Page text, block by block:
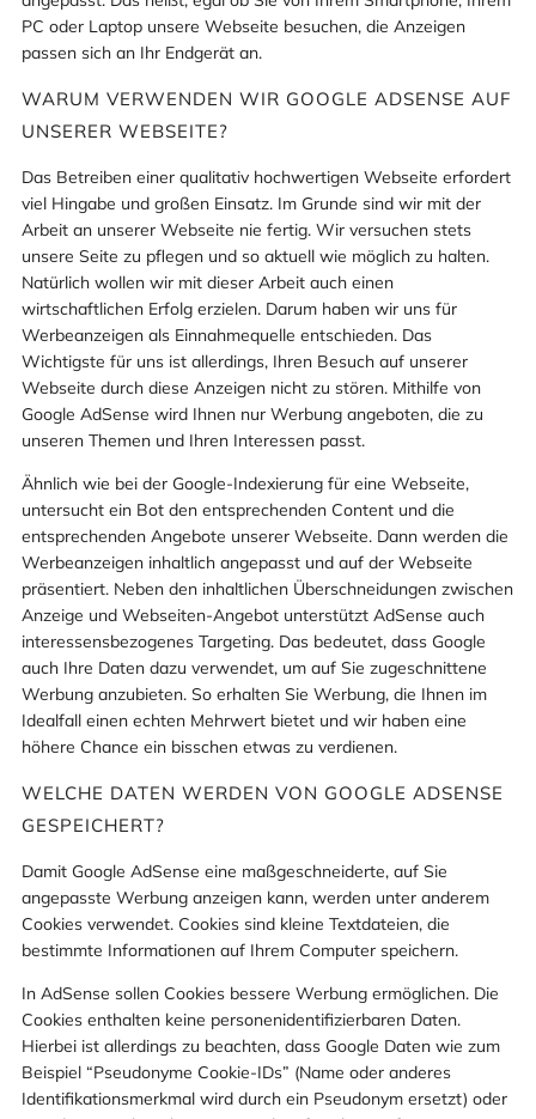
PC oder Laptop unsere Webseite besuchen, die Anzeigen
passen sich an Ihr Endgerät an.
WARUM VERWENDEN WIR GOOGLE ADSENSE AUF
UNSERER WEBSEITE?
Das Betreiben einer qualitativ hochwertigen Webseite erfordert
viel Hingabe und großen Einsatz. Im Grunde sind wir mit der
Arbeit an unserer Webseite nie fertig. Wir versuchen stets
unsere Seite zu pflegen und so aktuell wie möglich zu halten.
Natürlich wollen wir mit dieser Arbeit auch einen
wirtschaftlichen Erfolg erzielen. Darum haben wir uns für
Werbeanzeigen als Einnahmequelle entschieden. Das
Wichtigste für uns ist allerdings, Ihren Besuch auf unserer
Webseite durch diese Anzeigen nicht zu stören. Mithilfe von
Google AdSense wird Ihnen nur Werbung angeboten, die zu
unseren Themen und Ihren Interessen passt.
Ähnlich wie bei der Google-Indexierung für eine Webseite,
untersucht ein Bot den entsprechenden Content und die
entsprechenden Angebote unserer Webseite. Dann werden die
Werbeanzeigen inhaltlich angepasst und auf der Webseite
präsentiert. Neben den inhaltlichen Überschneidungen zwischen
Anzeige und Webseiten-Angebot unterstützt AdSense auch
interessensbezogenes Targeting. Das bedeutet, dass Google
auch Ihre Daten dazu verwendet, um auf Sie zugeschnittene
Werbung anzubieten. So erhalten Sie Werbung, die Ihnen im
Idealfall einen echten Mehrwert bietet und wir haben eine
höhere Chance ein bisschen etwas zu verdienen.
WELCHE DATEN WERDEN VON GOOGLE ADSENSE
GESPEICHERT?
Damit Google AdSense eine maßgeschneiderte, auf Sie
angepasste Werbung anzeigen kann, werden unter anderem
Cookies verwendet. Cookies sind kleine Textdateien, die
bestimmte Informationen auf Ihrem Computer speichern.
In AdSense sollen Cookies bessere Werbung ermöglichen. Die
Cookies enthalten keine personenidentifizierbaren Daten.
Hierbei ist allerdings zu beachten, dass Google Daten wie zum
Beispiel “Pseudonyme Cookie-IDs” (Name oder anderes
Identifikationsmerkmal wird durch ein Pseudonym ersetzt) oder